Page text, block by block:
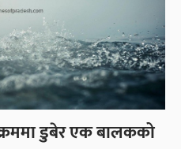
डुबेर एक बालकको